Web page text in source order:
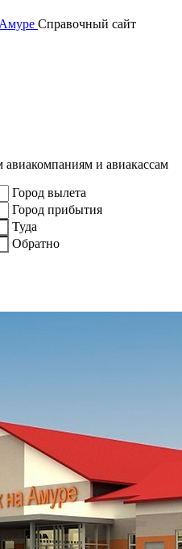
Справочный сайт
и авиакассам
Город вылета
Город прибытия
Туда
Обратно